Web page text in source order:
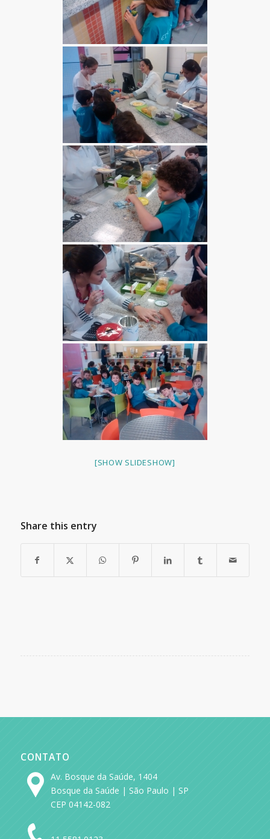
[SHOW SLIDESHOW]
Share this entry
CONTATO
Av. Bosque da Saúde, 1404
Bosque da Saúde | São Paulo | SP
CEP 04142-082